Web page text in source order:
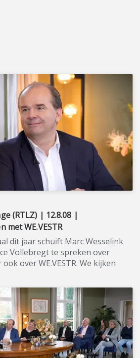
(RTLZ) | 12.8.08 |
met WE.VESTR
dit jaar schuift Marc Wesselink
Vollebregt te spreken over
over WE.VESTR. We kijken
van Venturerock, richtte twaalf
en indirect investeerder in
ups. Hij stond onder meer aan
van) Just Eat en was ook zeer
Met Venturerock
betere 'wasstraat voor
een idee stapsgewijs (in